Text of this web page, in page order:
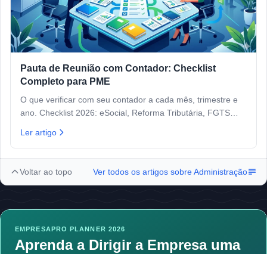
Pauta de Reunião com Contador: Checklist
Completo para PME
O que verificar com seu contador a cada mês, trimestre e
ano. Checklist 2026: eSocial, Reforma Tributária, FGTS
Ler artigo
Voltar ao topo Ver todos os artigos sobreAdministração
EMPRESAPRO PLANNER 2026
Aprenda a Dirigir a Empresa uma